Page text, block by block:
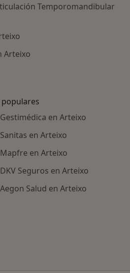
Temporomandibular
Arteixo
en Arteixo
en Arteixo
en Arteixo
Seguros en Arteixo
Salud en Arteixo